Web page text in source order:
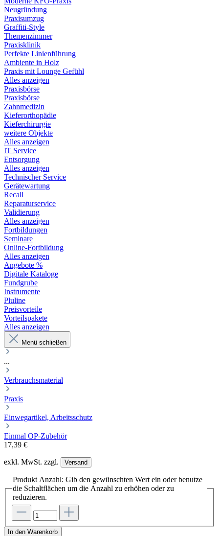
Neugründung
Praxisumzug
Graffiti-Style
Themenzimmer
Praxisklinik
Perfekte Linienführung
Ambiente in Holz
Praxis mit Lounge Gefühl
Alles anzeigen
Praxisbörse
Praxisbörse
Zahnmedizin
Kieferorthopädie
Kieferchirurgie
weitere Objekte
Alles anzeigen
IT Service
Entsorgung
Alles anzeigen
Technischer Service
Gerätewartung
Recall
Reparaturservice
Validierung
Alles anzeigen
Fortbildungen
Seminare
Online-Fortbildung
Alles anzeigen
Angebote %
Digitale Kataloge
Fundgrube
Instrumente
Pluline
Preisvorteile
Vorteilspakete
Alles anzeigen
Menü schließen
...
Verbrauchsmaterial
Praxis
Einwegartikel, Arbeitsschutz
Einmal OP-Zubehör
17,39 €
exkl. MwSt. zzgl. Versand
Produkt Anzahl: Gib den gewünschten Wert ein oder benutze
die Schaltflächen um die Anzahl zu erhöhen oder zu
reduzieren.
In den Warenkorb